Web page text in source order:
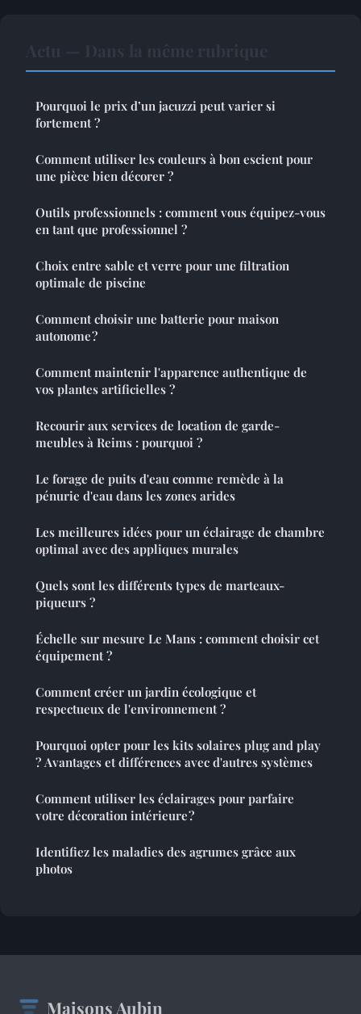
Pourquoi le prix d’un jacuzzi peut varier si
fortement ?
Comment utiliser les couleurs à bon escient pour
une pièce bien décorer ?
Outils professionnels : comment vous équipez-vous
en tant que professionnel ?
Choix entre sable et verre pour une filtration
optimale de piscine
Comment choisir une batterie pour maison
autonome ?
Comment maintenir l'apparence authentique de
vos plantes artificielles ?
Recourir aux services de location de garde-
meubles à Reims : pourquoi ?
Le forage de puits d'eau comme remède à la
pénurie d'eau dans les zones arides
Les meilleures idées pour un éclairage de chambre
optimal avec des appliques murales
Quels sont les différents types de marteaux-
piqueurs ?
Échelle sur mesure Le Mans : comment choisir cet
équipement ?
Comment créer un jardin écologique et
respectueux de l'environnement ?
Pourquoi opter pour les kits solaires plug and play
? Avantages et différences avec d'autres systèmes
Comment utiliser les éclairages pour parfaire
votre décoration intérieure ?
Identifiez les maladies des agrumes grâce aux
photos
Maisons Aubin